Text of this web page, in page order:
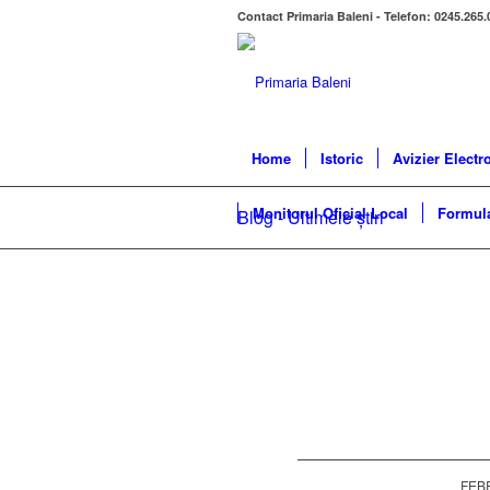
Contact Primaria Baleni - Telefon:
Home Istoric Avizier
Monitorul Oficial Local
Blog - Ultimele știri